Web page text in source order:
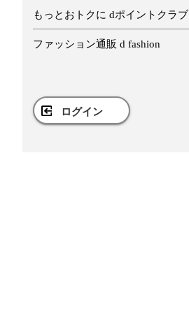
もっとおトクに dポイントクラブ
ファッション通販 d fashion
ログイン